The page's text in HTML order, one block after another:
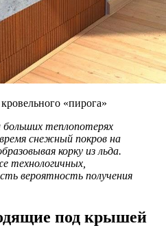
«пирога»
теплопотерях
снежный покров на
корку из льда.
технологичных,
вероятность получения
под крышей